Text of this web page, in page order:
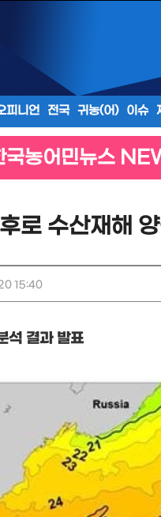
피니언 전국 귀농(어) 이슈
국농어민뉴스
로 수산재해
15:40
석 결과 발표